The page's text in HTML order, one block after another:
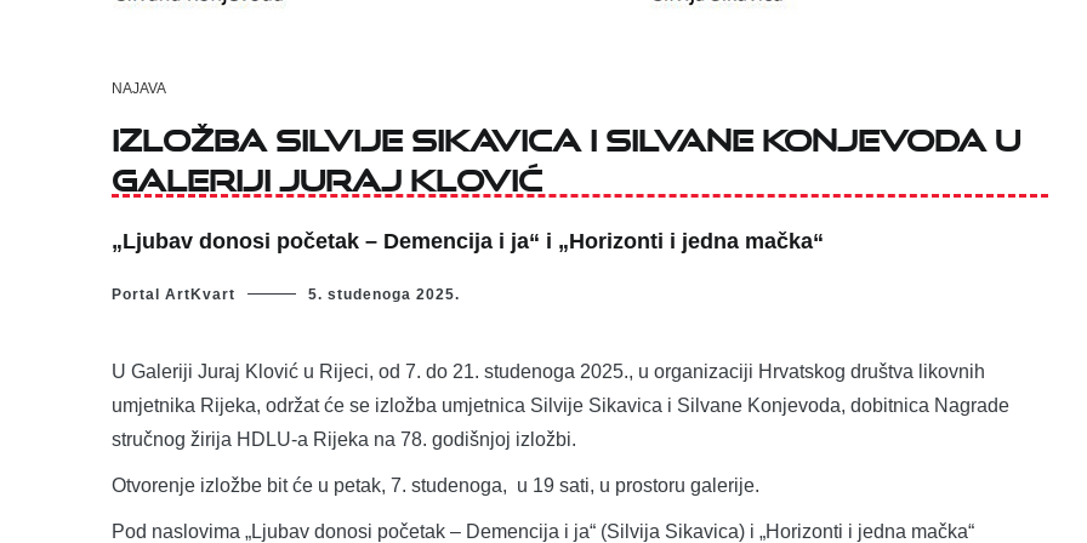
NAJAVA
Izložba Silvije Sikavica i Silvane Konjevoda u
Galeriji Juraj Klović
„Ljubav donosi početak – Demencija i ja“ i „Horizonti i jedna mačka“
Portal ArtKvart 5. studenoga 2025.
U Galeriji Juraj Klović u Rijeci, od 7. do 21. studenoga 2025., u organizaciji Hrvatskog društva likovnih
umjetnika Rijeka, održat će se izložba umjetnica Silvije Sikavica i Silvane Konjevoda, dobitnica Nagrade
stručnog žirija HDLU-a Rijeka na 78. godišnjoj izložbi.
Otvorenje izložbe bit će u petak, 7. studenoga, u 19 sati, u prostoru galerije.
Pod naslovima „Ljubav donosi početak – Demencija i ja“ (Silvija Sikavica) i „Horizonti i jedna mačka“